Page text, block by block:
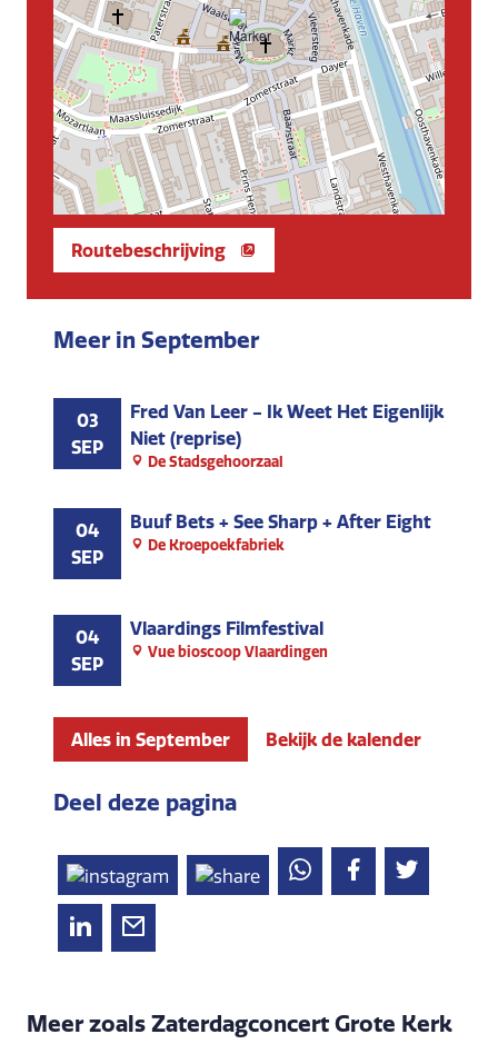
Routebeschrijving
Meer in September
03
SEP
Fred Van Leer - Ik Weet Het Eigenlijk
Niet (reprise)
De Stadsgehoorzaal
04
SEP
Buuf Bets + See Sharp + After Eight
De Kroepoekfabriek
04
SEP
Vlaardings Filmfestival
Vue bioscoop Vlaardingen
Alles in September Bekijk de kalender
Deel deze pagina
Meer zoals Zaterdagconcert Grote Kerk